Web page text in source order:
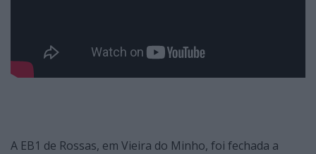
A EB1 de Rossas, em Vieira do Minho, foi fechada a